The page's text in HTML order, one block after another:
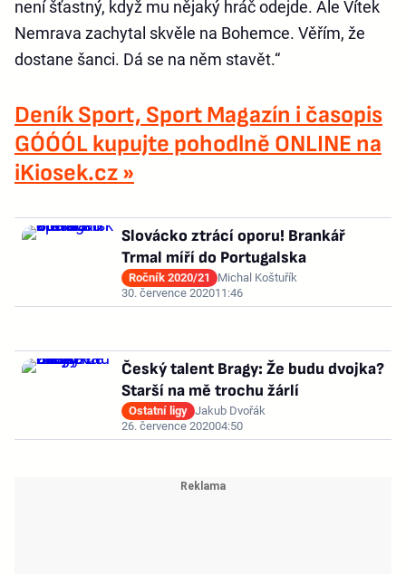
není šťastný, když mu nějaký hráč odejde. Ale Vítek
Nemrava zachytal skvěle na Bohemce. Věřím, že
dostane šanci. Dá se na něm stavět.“
Deník Sport, Sport Magazín i časopis
GÓÓÓL kupujte pohodlně ONLINE na
iKiosek.cz »
Slovácko ztrácí oporu! Brankář
Trmal míří do Portugalska
Ročník 2020/21
Michal Koštuřík
30. července 202011:46
Český talent Bragy: Že budu dvojka?
Starší na mě trochu žárlí
Ostatní ligy Jakub Dvořák
26. července 202004:50